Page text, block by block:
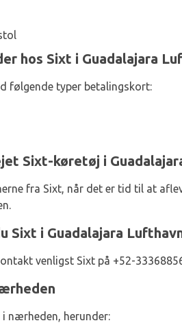
hos Sixt i Guadalajara
følgende typer betalingskort:
Sixt-køretøj i
fra Sixt, når det er tid til at
Sixt i Guadalajara
venligst Sixt på +52-
nærheden, herunder: